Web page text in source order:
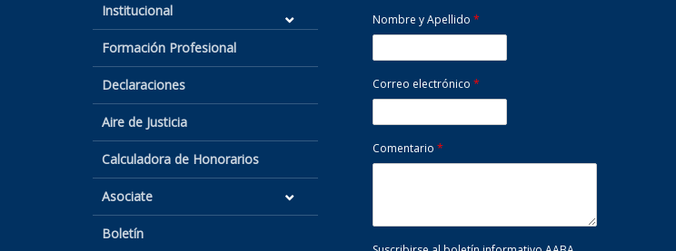
Institucional
Formación Profesional
Declaraciones
Aire de Justicia
Calculadora de Honorarios
Asociate
Boletín
Nombre y Apellido *
Correo electrónico *
Comentario *